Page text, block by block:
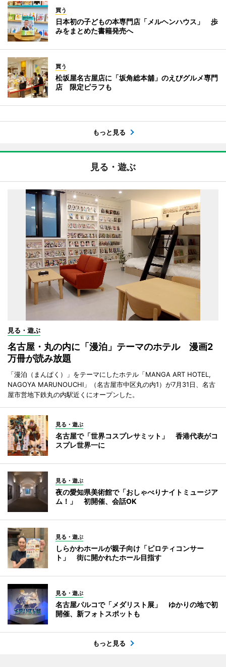
買う
日本初の子どもの本専門店「メルヘンハウス」 歩
みをまとめた書籍発売へ
買う
松坂屋名古屋店に「坂角総本舖」のえびグルメ専門
店 限定ピラフも
もっと見る
見る・遊ぶ
見る・遊ぶ
名古屋・丸の内に「漫泊」テーマのホテル 漫画2
万冊が読み放題
「漫泊（まんぱく）」をテーマにしたホテル「MANGA ART HOTEL,
NAGOYA MARUNOUCHI」（名古屋市中区丸の内1）が7月31日、名古
屋市営地下鉄丸の内駅近くにオープンした。
見る・遊ぶ
名古屋で「世界コスプレサミット」 香港代表がコ
スプレ世界一に
見る・遊ぶ
夜の愛知県美術館で「おしゃべりナイトミュージア
ム！」 初開催、会話OK
見る・遊ぶ
しらかわホールが親子向け「ピロティコンサー
ト」 街に開かれたホール目指す
見る・遊ぶ
名古屋パルコで「メダリスト展」 ゆかりの地で初
開催、新フォトスポットも
もっと見る